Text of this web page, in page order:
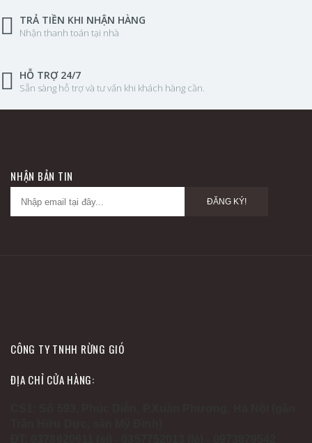
TRẢ TIỀN KHI NHẬN HÀNG
Nhận thanh toán tại nhà
HỖ TRỢ 24/7
Sẵn sàng hỗ trợ và tư vấn khi khách hàng cần.
NHẬN BẢN TIN
ĐĂNG KÝ!
CÔNG TY TNHH RỪNG GIÓ
ĐỊA CHỈ CỬA HÀNG: